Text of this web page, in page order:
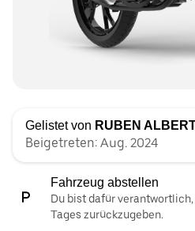
Gelistet von RUBEN
Beigetreten: Aug. 2024
Fahrzeug abstellen
Du bist dafür verantwortlich,
Tages zurückzugeben.